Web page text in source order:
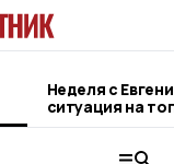
Неделя с
ситуация на
городе и